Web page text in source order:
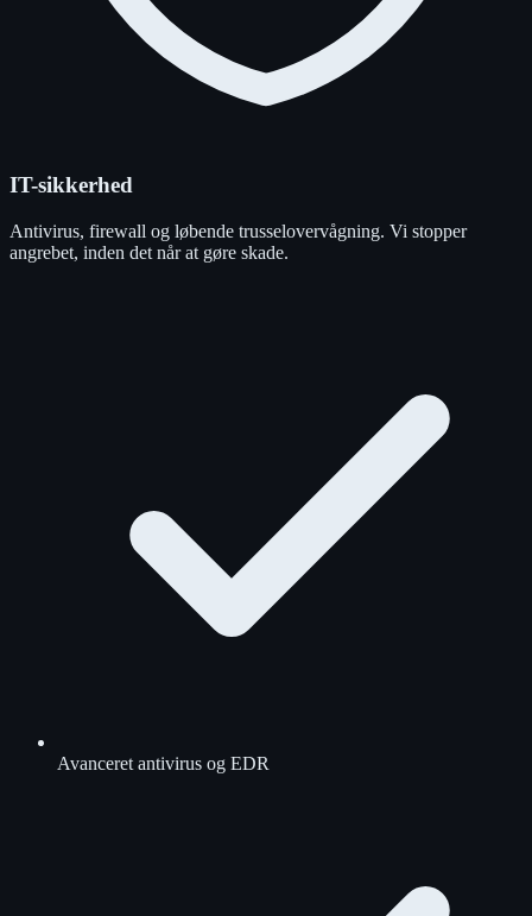
IT-sikkerhed
Antivirus, firewall og løbende trusselovervågning. Vi stopper
angrebet, inden det når at gøre skade.
Avanceret antivirus og EDR